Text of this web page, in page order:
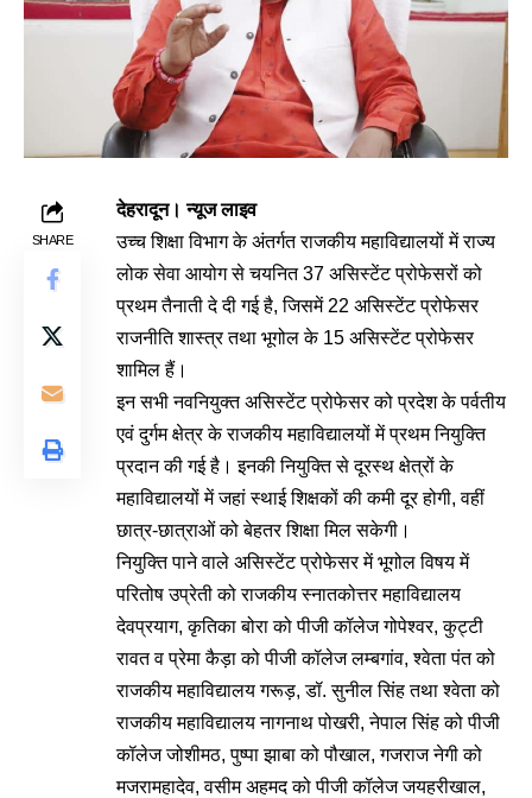
SHARE
देहरादून। न्यूज लाइव
उच्च शिक्षा विभाग के अंतर्गत राजकीय महाविद्यालयों में राज्य
लोक सेवा आयोग से चयनित 37 असिस्टेंट प्रोफेसरों को
प्रथम तैनाती दे दी गई है, जिसमें 22 असिस्टेंट प्रोफेसर
राजनीति शास्त्र तथा भूगोल के 15 असिस्टेंट प्रोफेसर
शामिल हैं।
इन सभी नवनियुक्त असिस्टेंट प्रोफेसर को प्रदेश के पर्वतीय
एवं दुर्गम क्षेत्र के राजकीय महाविद्यालयों में प्रथम नियुक्ति
प्रदान की गई है। इनकी नियुक्ति से दूरस्थ क्षेत्रों के
महाविद्यालयों में जहां स्थाई शिक्षकों की कमी दूर होगी, वहीं
छात्र-छात्राओं को बेहतर शिक्षा मिल सकेगी।
नियुक्ति पाने वाले असिस्टेंट प्रोफेसर में भूगोल विषय में
परितोष उप्रेती को राजकीय स्नातकोत्तर महाविद्यालय
देवप्रयाग, कृतिका बोरा को पीजी कॉलेज गोपेश्वर, कुट्टी
रावत व प्रेमा कैड़ा को पीजी कॉलेज लम्बगांव, श्वेता पंत को
राजकीय महाविद्यालय गरूड़, डॉ. सुनील सिंह तथा श्वेता को
राजकीय महाविद्यालय नागनाथ पोखरी, नेपाल सिंह को पीजी
कॉलेज जोशीमठ, पुष्पा झाबा को पौखाल, गजराज नेगी को
मजरामहादेव, वसीम अहमद को पीजी कॉलेज जयहरीखाल,